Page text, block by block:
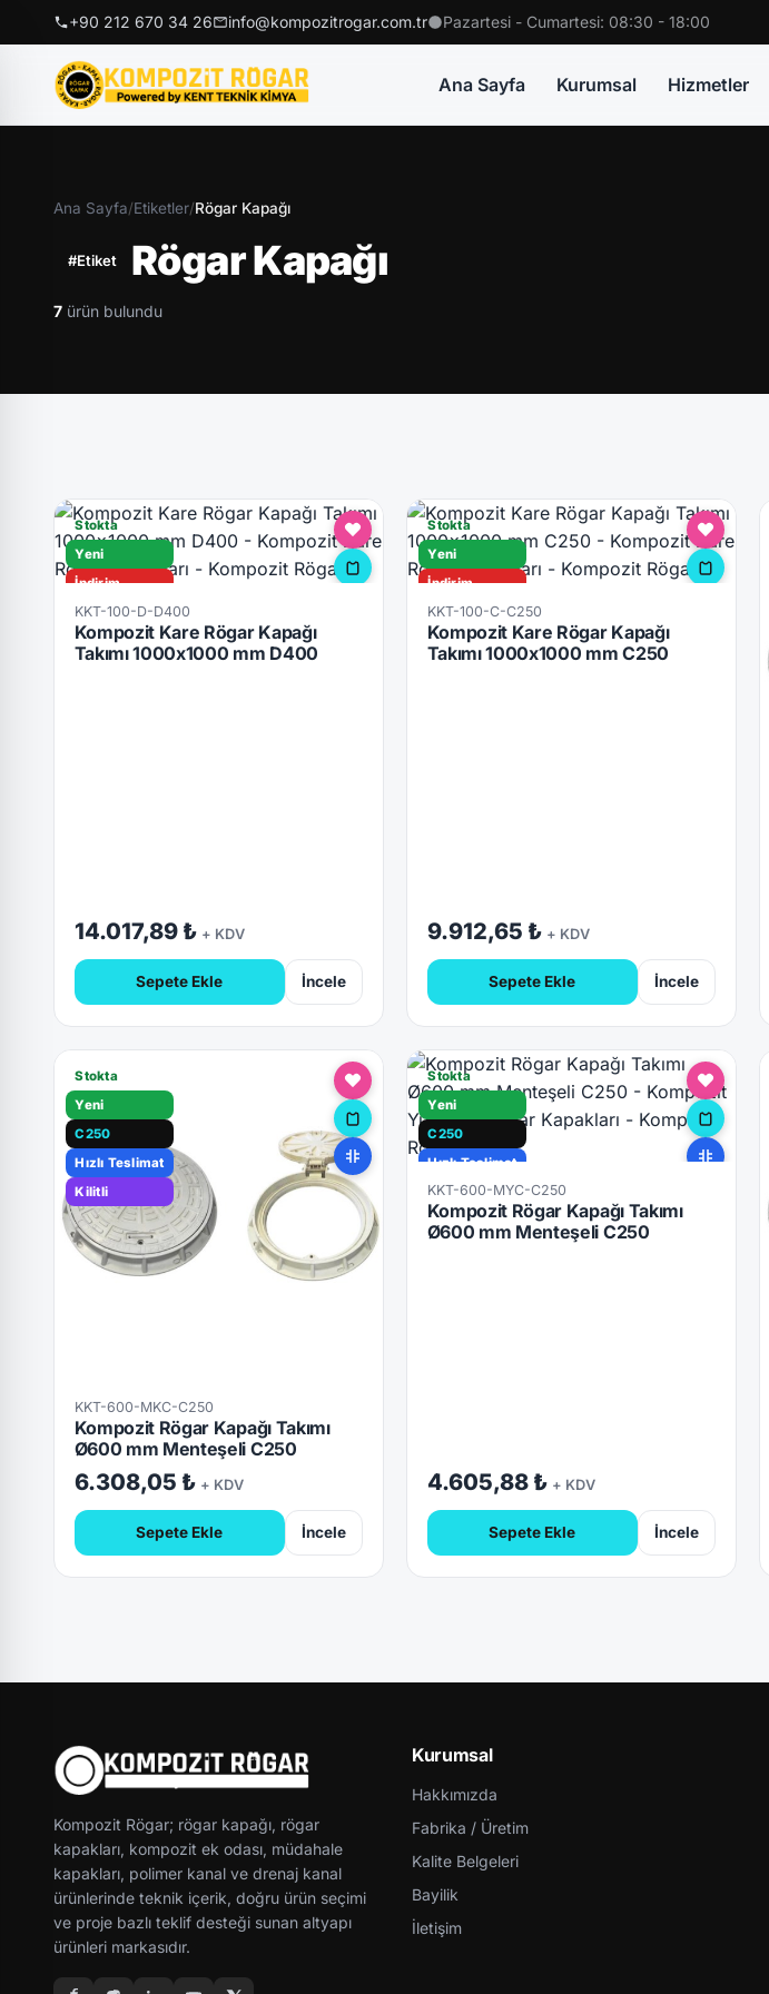
+90 212 670 34 26 info@kompozitrogar.com.tr Pazartesi - Cumartesi: 08:30 - 18:00
Ana Sayfa Kurumsal Hizmetler
Ana Sayfa/Etiketler/Rögar Kapağı
#Etiket Rögar Kapağı
7 ürün bulundu
Stokta
Yeni
İndirim
D400
Hızlı Teslimat
KKT-100-D-D400
Kompozit Kare Rögar Kapağı
Takımı 1000x1000 mm D400
14.017,89 ₺ + KDV
Sepete Ekle İncele
Stokta
Yeni
İndirim
C250
Hızlı Teslimat
KKT-100-C-C250
Kompozit Kare Rögar Kapağı
Takımı 1000x1000 mm C250
9.912,65 ₺ + KDV
Sepete Ekle İncele
Stokta
Yeni
C250
Hızlı Teslimat
Kilitli
KKT-600-MKC-C250
Kompozit Rögar Kapağı Takımı
Ø600 mm Menteşeli C250
6.308,05 ₺ + KDV
Sepete Ekle İncele
Stokta
Yeni
C250
Hızlı Teslimat
Kilitli
KKT-600-MYC-C250
Kompozit Rögar Kapağı Takımı
Ø600 mm Menteşeli C250
4.605,88 ₺ + KDV
Sepete Ekle İncele
Kompozit Rögar; rögar kapağı, rögar
kapakları, kompozit ek odası, müdahale
kapakları, polimer kanal ve drenaj kanal
ürünlerinde teknik içerik, doğru ürün seçimi
ve proje bazlı teklif desteği sunan altyapı
ürünleri markasıdır.
Kurumsal
Hakkımızda
Fabrika / Üretim
Kalite Belgeleri
Bayilik
İletişim